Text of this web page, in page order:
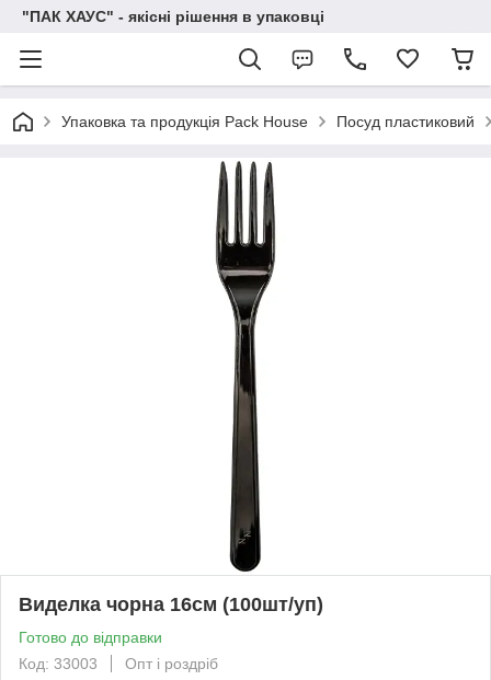
"ПАК ХАУС" - якісні рішення в упаковці
Упаковка та продукція Pack House Посуд пластиковий
Виделка чорна 16см (100шт/уп)
Готово до відправки
Код: 33003
Опт і роздріб